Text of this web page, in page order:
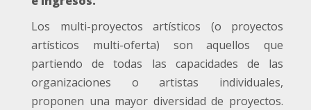
Los multi-proyectos artísticos (o proyectos
artísticos multi-oferta) son aquellos que
partiendo de todas las capacidades de las
organizaciones o artistas individuales,
proponen una mayor diversidad de proyectos.